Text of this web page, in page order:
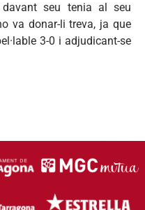
seu tenia al seu
va donar-li treva, ja que
3-0 i adjudicant-se